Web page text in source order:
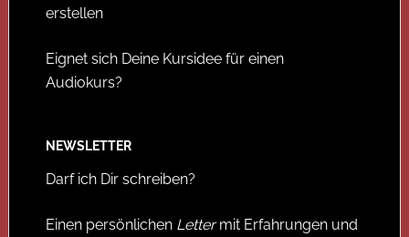
erstellen
Eignet sich Deine Kursidee für einen
Audiokurs?
NEWSLETTER
Darf ich Dir schreiben?
Einen persönlichen Lettermit Erfahrungen und